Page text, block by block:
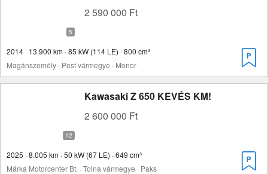
2 590 000 Ft
2014 · 13.900 km · 85 kW (114 LE) · 800 cm³
Magánszemély · Pest vármegye · Monor
Kawasaki Z 650 KEVÉS KM!
2 600 000 Ft
2025 · 8.005 km · 50 kW (67 LE) · 649 cm³
Márka Motorcenter Bt. · Tolna vármegye · Paks